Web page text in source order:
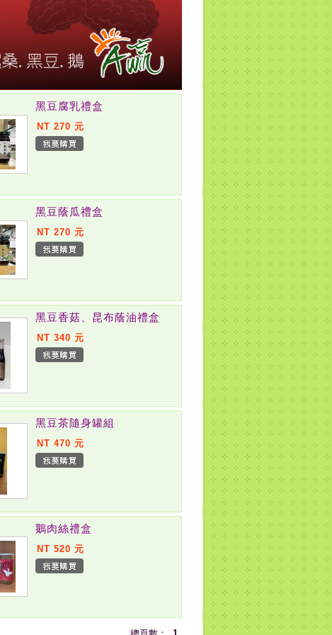
黑豆腐乳禮盒
NT 270 元
黑豆蔭瓜禮盒
NT 270 元
黑豆香菇、昆布蔭油禮盒
NT 340 元
黑豆茶隨身罐組
NT 470 元
鵝肉絲禮盒
NT 520 元